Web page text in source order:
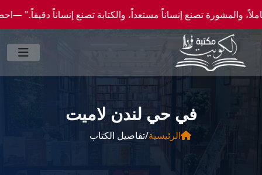
تصنع إنساناً مستعداً، والكتابة تصنع إنساناً دقيقاً." —احصل علي عروض وخصومات خاصة
في حي لندن لاميت
الرئيسية/تفاصيل الكتاب